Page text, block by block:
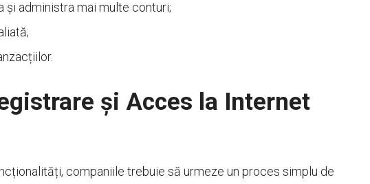
și administra mai multe conturi;
și Acces la Internet
companiile trebuie să urmeze un proces simplu de